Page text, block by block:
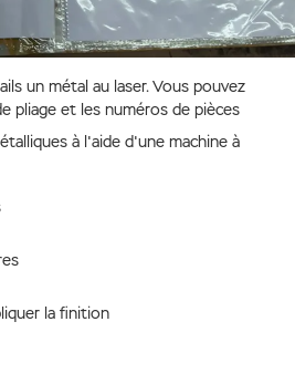
un métal au laser. Vous pouvez
pliage et les numéros de pièces
à l'aide d'une machine à
la finition